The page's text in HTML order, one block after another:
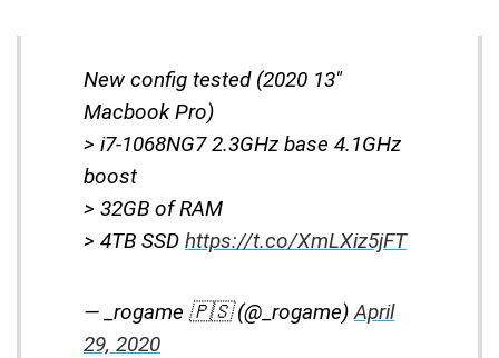
New config tested (2020 13"
Macbook Pro)
> i7-1068NG7 2.3GHz base 4.1GHz
boost
> 32GB of RAM
> 4TB SSD https://t.co/XmLXiz5jFT
— _rogame 🇵🇸 (@_rogame)April
29, 2020